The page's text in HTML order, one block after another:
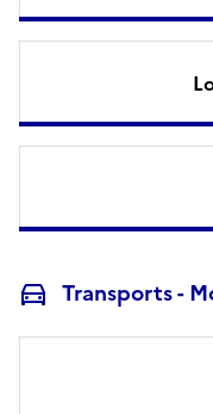
Transports -